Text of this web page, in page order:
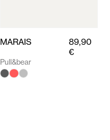
MARAIS
89,90
€
Pull&bear